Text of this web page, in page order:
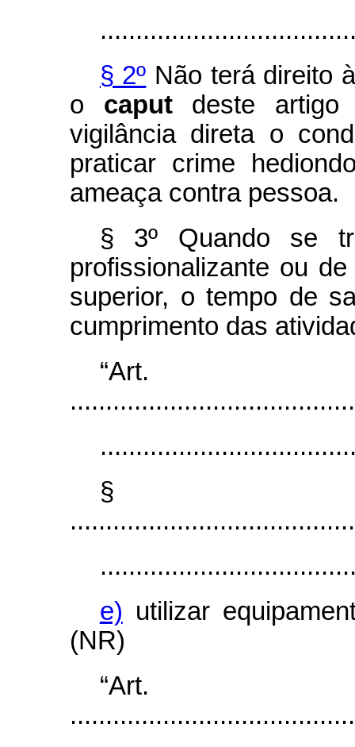
§ 2º Não terá direito
o caputdeste artigo
vigilância direta o
praticar crime
ameaça contra pessoa.
§ 3º Quando se
profissionalizante ou
superior, o tempo de
cumprimento das
§
e) utilizar
(NR)
“Art.